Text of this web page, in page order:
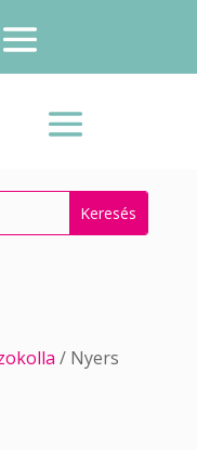
/ Nyers